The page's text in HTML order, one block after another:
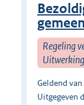
Regeling
Geldend
Uitgegeven